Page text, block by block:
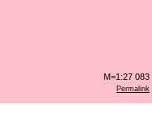
Permalink
M=1:27 083